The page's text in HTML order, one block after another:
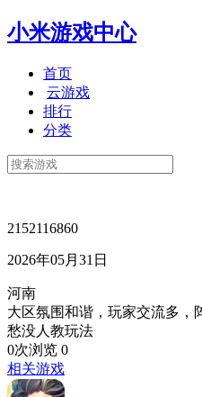
小米游戏中心
首页
云游戏
排行
分类
2152116860
2026年05月31日
河南
大区氛围和谐，玩家交流多，
愁没人教玩法
0次浏览 0
相关游戏